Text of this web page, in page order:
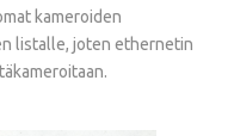
kameroiden
listalle, joten ethernetin